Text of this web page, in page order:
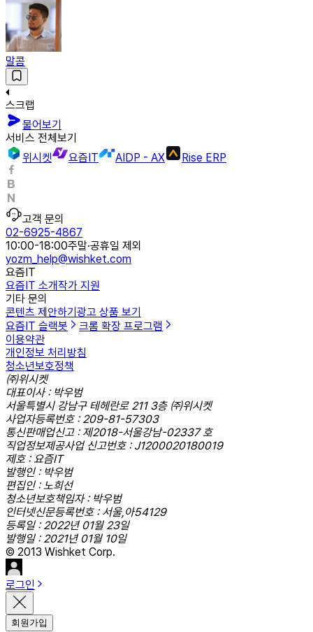
말콤
스크랩
물어보기
서비스 전체보기
위시켓
요즘IT AIDP - AX Rise ERP
고객 문의
02-6925-4867
10:00-18:00주말·공휴일 제외
yozm_help@wishket.com
요즘IT
요즘IT 소개작가 지원
기타 문의
콘텐츠 제안하기 광고 상품 보기
요즘IT 슬랙봇
크롬 확장 프로그램
이용약관
개인정보 처리방침
청소년보호정책
㈜위시켓
대표이사 : 박우범
서울특별시 강남구 테헤란로 211 3층 ㈜위시켓
사업자등록번호 : 209-81-57303
통신판매업신고 : 제2018-서울강남-02337 호
직업정보제공사업 신고번호 : J1200020180019
제호 : 요즘IT
발행인 : 박우범
편집인 : 노희선
청소년보호책임자 : 박우범
인터넷신문등록번호 : 서울,아54129
등록일 : 2022년 01월 23일
발행일 : 2021년 01월 10일
© 2013 Wishket Corp.
로그인
회원가입